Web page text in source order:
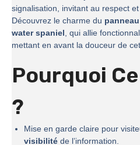
signalisation, invitant au respect
Découvrez le charme du
water spaniel, qui allie
mettant en avant la douceur de
Pourquoi
?
Mise en garde claire pour
visibilité de l’information.